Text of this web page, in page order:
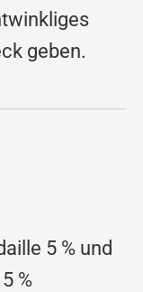
geben.
5 % und
%